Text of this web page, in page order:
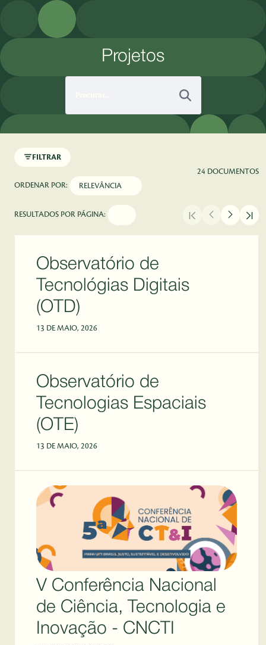
Pular para o Conteúdo principal
Projetos
FILTRAR
24 DOCUMENTOS
ORDENAR POR:
RESULTADOS POR PÁGINA:
Observatório de
Tecnológias Digitais
(OTD)
13 DE MAIO, 2026
Observatório de
Tecnologias Espaciais
(OTE)
13 DE MAIO, 2026
V Conferência Nacional
de Ciência, Tecnologia e
Inovação - CNCTI